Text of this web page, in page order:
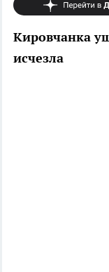
Кировчанка
исчезла